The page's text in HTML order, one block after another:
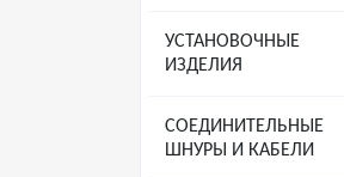
УСТАНОВОЧНЫЕ
ИЗДЕЛИЯ
СОЕДИНИТЕЛЬНЫЕ
ШНУРЫ И КАБЕЛИ